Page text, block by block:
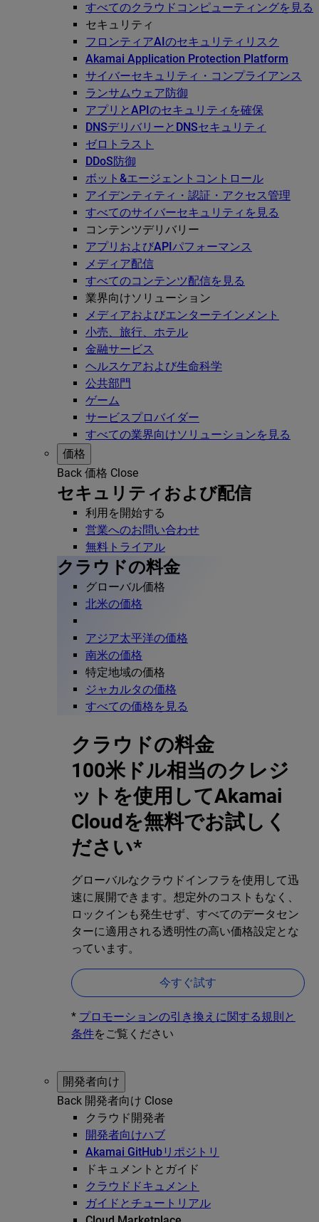
すべてのクラウドコンピューティングを見る
セキュリティ
フロンティアAIのセキュリティリスク
Akamai Application Protection Platform
サイバーセキュリティ・コンプライアンス
ランサムウェア防御
アプリとAPIのセキュリティを確保
DNSデリバリーとDNSセキュリティ
ゼロトラスト
DDoS防御
ボット&エージェントコントロール
アイデンティティ・認証・アクセス管理
すべてのサイバーセキュリティを見る
コンテンツデリバリー
アプリおよびAPIパフォーマンス
メディア配信
すべてのコンテンツ配信を見る
業界向けソリューション
メディアおよびエンターテインメント
小売、旅行、ホテル
金融サービス
ヘルスケアおよび生命科学
公共部門
ゲーム
サービスプロバイダー
すべての業界向けソリューションを見る
価格
Back 価格 Close
セキュリティおよび配信
利用を開始する
営業へのお問い合わせ
無料トライアル
クラウドの料金
グローバル価格
北米の価格
アジア太平洋の価格
南米の価格
特定地域の価格
ジャカルタの価格
すべての価格を見る
クラウドの料金
100米ドル相当のクレジ
ットを使用してAkamai
Cloudを無料でお試しく
ださい*
グローバルなクラウドインフラを使用して迅
速に展開できます。想定外のコストもなく、
ロックインも発生せず、すべてのデータセン
ターに適用される透明性の高い価格設定とな
っています。
今すぐ試す
* プロモーションの引き換えに関する規則と
条件をご覧ください
開発者向け
Back 開発者向け Close
クラウド開発者
開発者向けハブ
Akamai GitHubリポジトリ
ドキュメントとガイド
クラウドドキュメント
ガイドとチュートリアル